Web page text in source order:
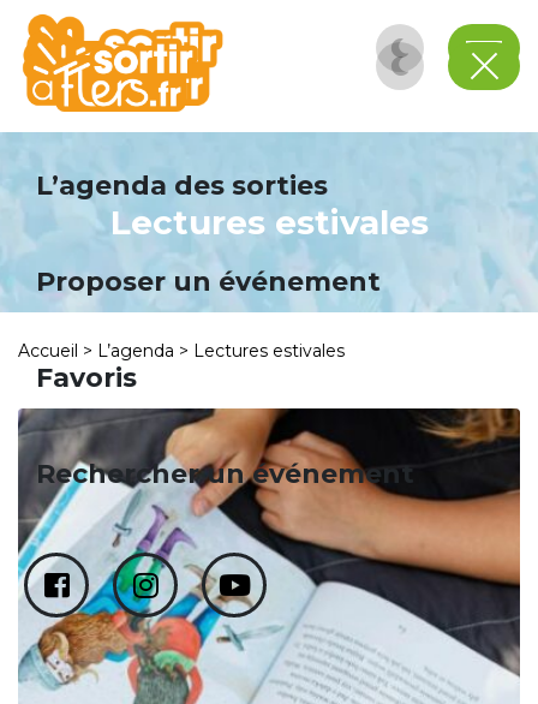
L’agenda des sorties
Proposer un événement
Favoris
Rechercher un événement
Lectures estivales
Accueil > L’agenda > Lectures estivales
Panneau de gestion des cookies